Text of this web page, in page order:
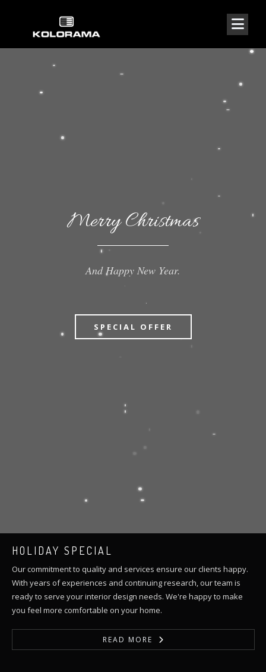
Merry Christmas
And Happy New Year.
SPECIAL OFFER
HOLIDAY SPECIAL
Our commitment to quality and services ensure our clients happy.
With years of experiences and continuing research, our team is
ready to serve your interior design needs. We're happy to make
you feel more comfortable on your home.
READ MORE